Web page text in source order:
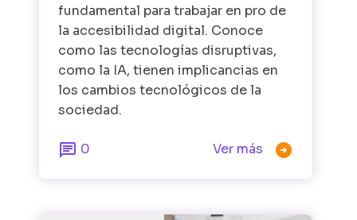
fundamental para trabajar en pro de
la accesibilidad digital. Conoce
como las tecnologías disruptivas,
como la IA, tienen implicancias en
los cambios tecnológicos de la
sociedad.
 0 Ver más 